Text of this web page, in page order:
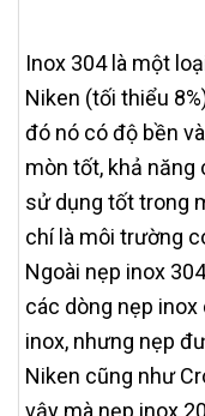
Inox 304 là một
Niken (tối thiểu
đó nó có độ bền
mòn tốt, khả năng
sử dụng tốt trong
chí là môi trường
Ngoài nẹp inox
các dòng nẹp
inox, nhưng nẹp
Niken cũng như
vậy mà nẹp inox